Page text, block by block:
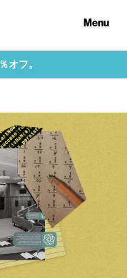
Menu
オフ。